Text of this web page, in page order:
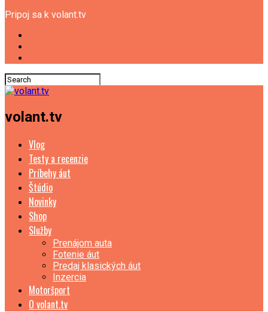
Pripoj sa k volant.tv
volant.tv
Vlog
Testy a recenzie
Príbehy áut
Štúdio
Novinky
Shop
Služby
Prenájom auta
Fotenie áut
Predaj klasických áut
Inzercia
Motoršport
O volant.tv